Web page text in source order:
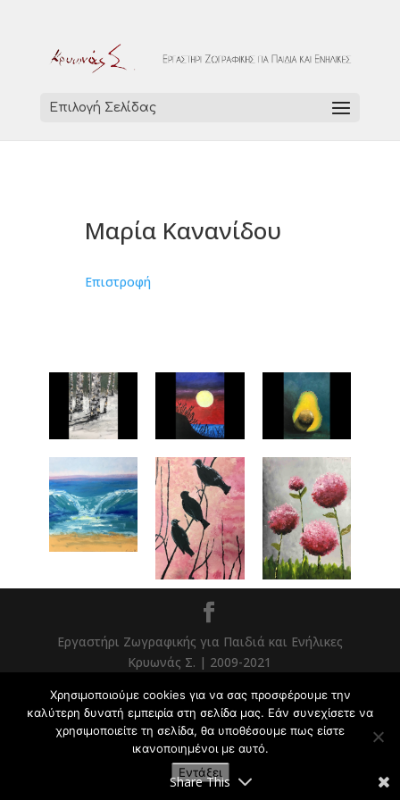
Επιλογή Σελίδας
Μαρία Κανανίδου
Επιστροφή
Εργαστήρι Ζωγραφικής για Παιδιά και Ενήλικες
Κρυωνάς Σ. | 2009-2021
Share This
Χρησιμοποιούμε cookies για να σας προσφέρουμε την
καλύτερη δυνατή εμπειρία στη σελίδα μας. Εάν συνεχίσετε να
χρησιμοποιείτε τη σελίδα, θα υποθέσουμε πως είστε
ικανοποιημένοι με αυτό.
Εντάξει